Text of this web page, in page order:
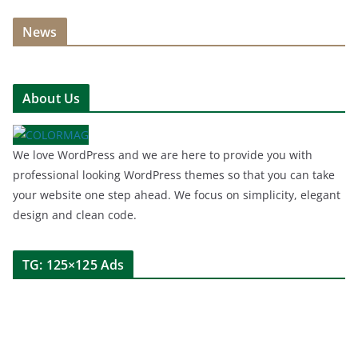
News
About Us
We love WordPress and we are here to provide you with
professional looking WordPress themes so that you can take
your website one step ahead. We focus on simplicity, elegant
design and clean code.
TG: 125×125 Ads